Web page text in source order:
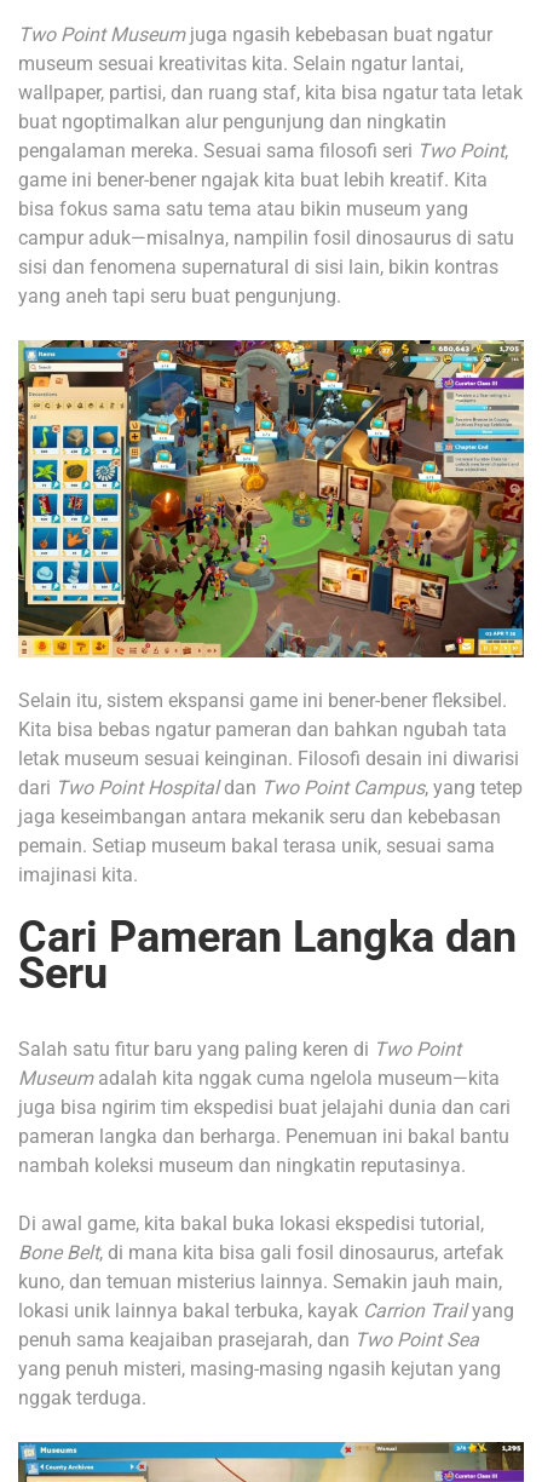
Two Point Museumjuga ngasih kebebasan buat ngatur
museum sesuai kreativitas kita. Selain ngatur lantai,
wallpaper, partisi, dan ruang staf, kita bisa ngatur tata letak
buat ngoptimalkan alur pengunjung dan ningkatin
pengalaman mereka. Sesuai sama filosofi seri Two Point,
game ini bener-bener ngajak kita buat lebih kreatif. Kita
bisa fokus sama satu tema atau bikin museum yang
campur aduk—misalnya, nampilin fosil dinosaurus di satu
sisi dan fenomena supernatural di sisi lain, bikin kontras
yang aneh tapi seru buat pengunjung.
Selain itu, sistem ekspansi game ini bener-bener fleksibel.
Kita bisa bebas ngatur pameran dan bahkan ngubah tata
letak museum sesuai keinginan. Filosofi desain ini diwarisi
dari Two Point Hospitaldan Two Point Campus, yang tetep
jaga keseimbangan antara mekanik seru dan kebebasan
pemain. Setiap museum bakal terasa unik, sesuai sama
imajinasi kita.
Cari Pameran Langka dan
Seru
Salah satu fitur baru yang paling keren di Two Point
Museumadalah kita nggak cuma ngelola museum—kita
juga bisa ngirim tim ekspedisi buat jelajahi dunia dan cari
pameran langka dan berharga. Penemuan ini bakal bantu
nambah koleksi museum dan ningkatin reputasinya.
Di awal game, kita bakal buka lokasi ekspedisi tutorial,
Bone Belt, di mana kita bisa gali fosil dinosaurus, artefak
kuno, dan temuan misterius lainnya. Semakin jauh main,
lokasi unik lainnya bakal terbuka, kayak Carrion Trailyang
penuh sama keajaiban prasejarah, dan Two Point Sea
yang penuh misteri, masing-masing ngasih kejutan yang
nggak terduga.